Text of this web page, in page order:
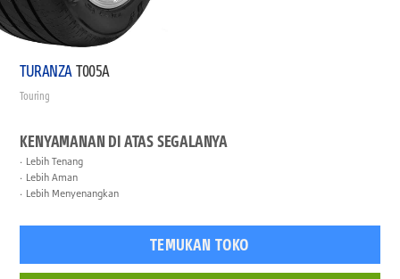
TURANZAT005A
Touring
KENYAMANAN DI ATAS SEGALANYA
Lebih Tenang
Lebih Aman
Lebih Menyenangkan
TEMUKAN TOKO